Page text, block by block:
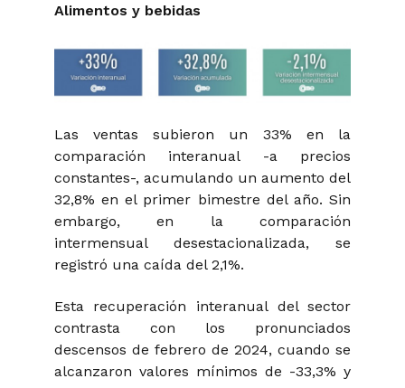
Alimentos y bebidas
Las ventas subieron un 33% en la
comparación interanual -a precios
constantes-, acumulando un aumento del
32,8% en el primer bimestre del año. Sin
embargo, en la comparación
intermensual desestacionalizada, se
registró una caída del 2,1%.
Esta recuperación interanual del sector
contrasta con los pronunciados
descensos de febrero de 2024, cuando se
alcanzaron valores mínimos de -33,3% y